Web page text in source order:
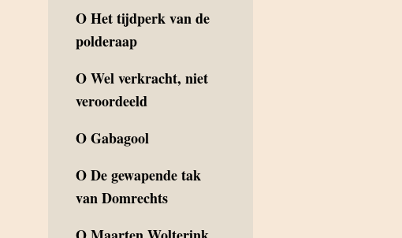
OHet tijdperk van de
polderaap
OWel verkracht, niet
veroordeeld
OGabagool
ODe gewapende tak
van Domrechts